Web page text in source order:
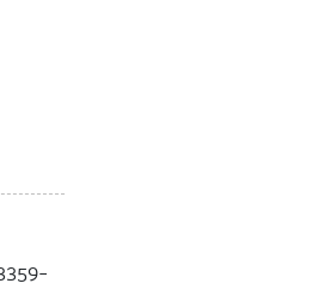
3359-